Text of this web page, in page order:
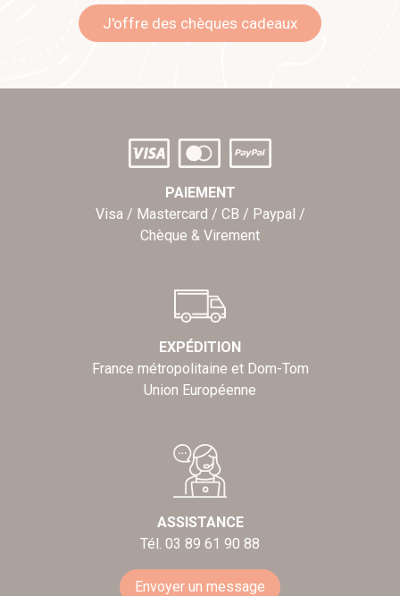
J'offre des chèques cadeaux
PAIEMENT
Visa / Mastercard / CB / Paypal /
Chèque & Virement
EXPÉDITION
France métropolitaine et Dom-Tom
Union Européenne
ASSISTANCE
Tél. 03 89 61 90 88
Envoyer un message